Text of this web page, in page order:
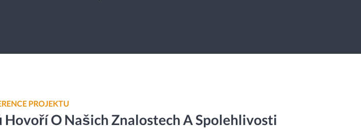
PROJEKTU
Hovoří O Našich Znalostech A Spolehlivosti